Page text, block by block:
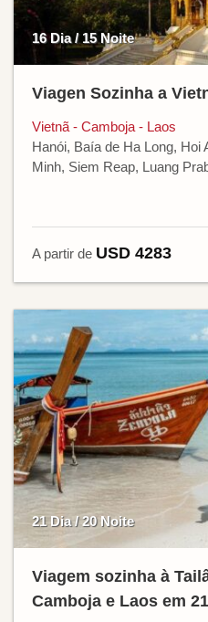
16 Dia / 15 Noite
Viagen Sozinha a
Vietnã - Camboja - Laos
Hanói, Baía de Ha Long, Hoi
Minh, Siem Reap, Luang
A partir de USD 4283
21 Dia / 20 Noite
Viagem sozinha à
Camboja e Laos em